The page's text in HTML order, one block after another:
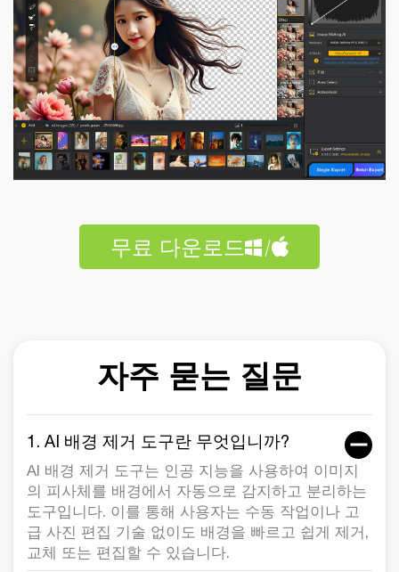
무료 다운로드
자주 묻는 질문
1. AI 배경 제거 도구란 무엇입니까?
AI 배경 제거 도구는 인공 지능을 사용하여 이미지
의 피사체를 배경에서 자동으로 감지하고 분리하는
도구입니다. 이를 통해 사용자는 수동 작업이나 고
급 사진 편집 기술 없이도 배경을 빠르고 쉽게 제거,
교체 또는 편집할 수 있습니다.